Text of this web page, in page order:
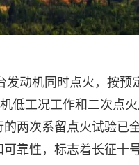
发动机同时点火，按预
低工况工作和二次点
两次系留点火试验已
靠性，标志着长征十